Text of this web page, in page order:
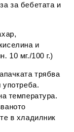
за бебетата и
и
10 мг./100 г.)
трябва
температура.
в хладилник